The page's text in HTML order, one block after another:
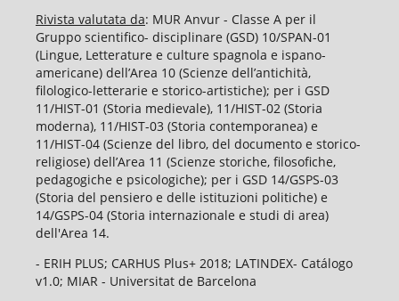
Rivista valutata da: MUR Anvur - Classe A per il
Gruppo scientifico- disciplinare (GSD) 10/SPAN-01
(Lingue, Letterature e culture spagnola e ispano-
americane) dell’Area 10 (Scienze dell’antichità,
filologico-letterarie e storico-artistiche); per i GSD
11/HIST-01 (Storia medievale), 11/HIST-02 (Storia
moderna), 11/HIST-03 (Storia contemporanea) e
11/HIST-04 (Scienze del libro, del documento e storico-
religiose) dell’Area 11 (Scienze storiche, filosofiche,
pedagogiche e psicologiche); per i GSD 14/GSPS-03
(Storia del pensiero e delle istituzioni politiche) e
14/GSPS-04 (Storia internazionale e studi di area)
dell'Area 14.
- ERIH PLUS; CARHUS Plus+ 2018; LATINDEX- Catálogo
v1.0; MIAR - Universitat de Barcelona